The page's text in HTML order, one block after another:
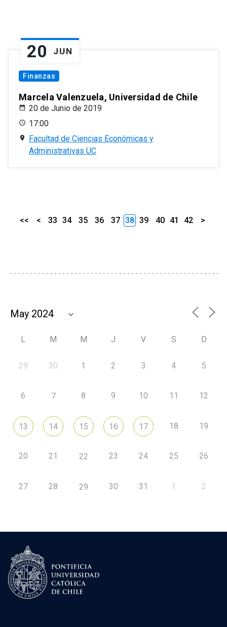
20 JUN
Finanzas
Marcela Valenzuela, Universidad de Chile
20 de Junio de 2019
17:00
Facultad de Ciencias Económicas y
Administrativas UC
<< < 33 34 35 36 37 38 39 40 41 42 >
L M M J V S D
29 30 1 2 3 4 5
6 7 8 9 10 11 12
13 14 15 16 17 18 19
20 21 22 23 24 25 26
27 28 29 30 31 1 2